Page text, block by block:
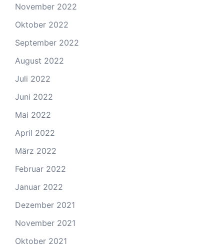
November 2022
Oktober 2022
September 2022
August 2022
Juli 2022
Juni 2022
Mai 2022
April 2022
März 2022
Februar 2022
Januar 2022
Dezember 2021
November 2021
Oktober 2021